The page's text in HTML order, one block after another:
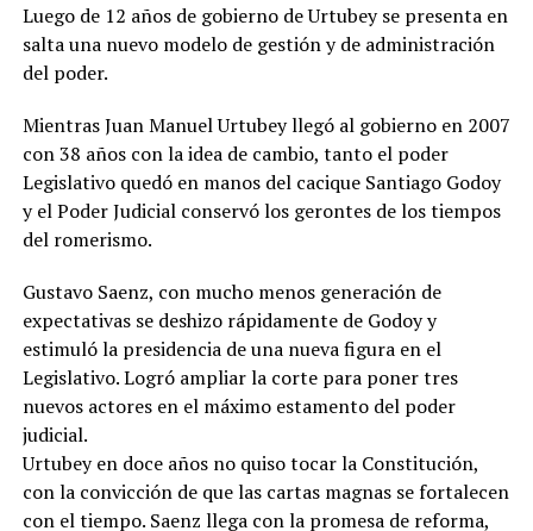
Luego de 12 años de gobierno de Urtubey se presenta en
salta una nuevo modelo de gestión y de administración
del poder.
Mientras Juan Manuel Urtubey llegó al gobierno en 2007
con 38 años con la idea de cambio, tanto el poder
Legislativo quedó en manos del cacique Santiago Godoy
y el Poder Judicial conservó los gerontes de los tiempos
del romerismo.
Gustavo Saenz, con mucho menos generación de
expectativas se deshizo rápidamente de Godoy y
estimuló la presidencia de una nueva figura en el
Legislativo. Logró ampliar la corte para poner tres
nuevos actores en el máximo estamento del poder
judicial.
Urtubey en doce años no quiso tocar la Constitución,
con la convicción de que las cartas magnas se fortalecen
con el tiempo. Saenz llega con la promesa de reforma,